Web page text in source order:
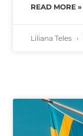
READ MORE »
Liliana Teles